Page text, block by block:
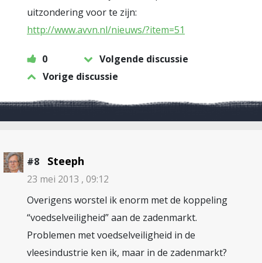
uitzondering voor te zijn:
http://www.avvn.nl/nieuws/?item=51
0
Volgende discussie
Vorige discussie
#8 Steeph
23 mei 2013 , 09:12
Overigens worstel ik enorm met de koppeling
“voedselveiligheid” aan de zadenmarkt.
Problemen met voedselveiligheid in de
vleesindustrie ken ik, maar in de zadenmarkt?